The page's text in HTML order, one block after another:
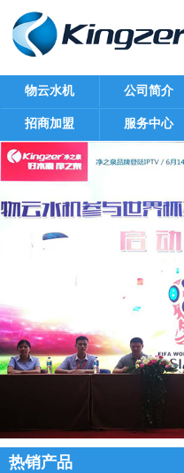
物云水机 公司简介
招商加盟 服务中心
热销产品